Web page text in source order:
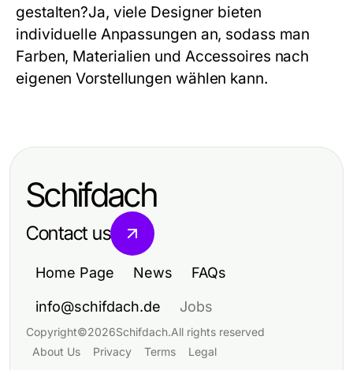
gestalten?Ja, viele Designer bieten
individuelle Anpassungen an, sodass man
Farben, Materialien und Accessoires nach
eigenen Vorstellungen wählen kann.
Schifdach
Contact us
Home Page News FAQs
info@schifdach.de Jobs
Copyright©2026Schifdach.All rights reserved
About Us
Privacy Terms Legal